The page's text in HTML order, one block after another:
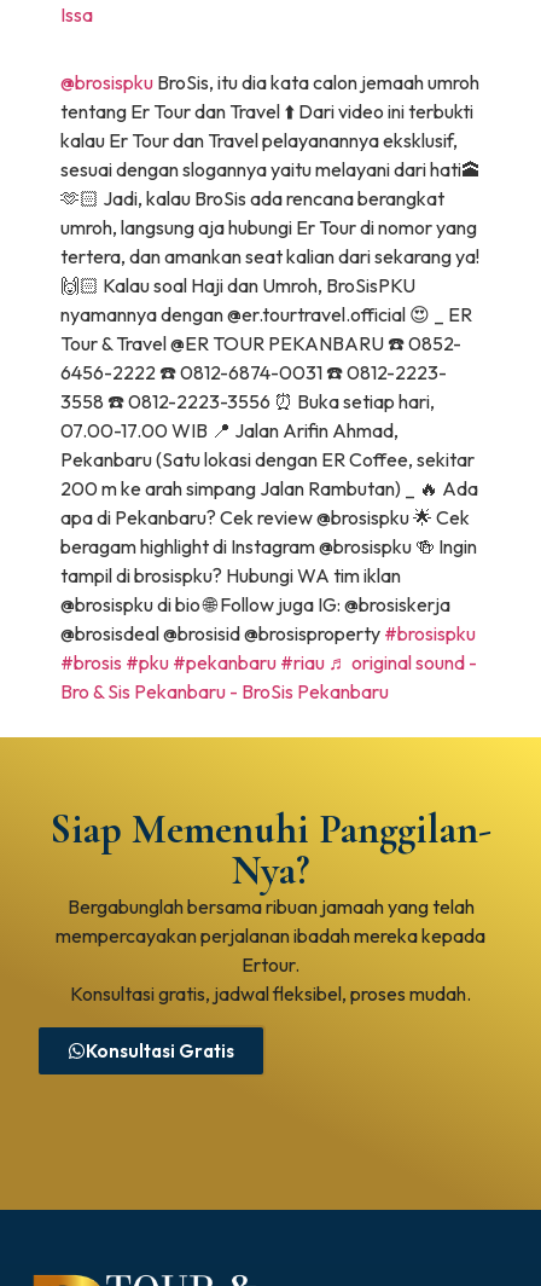
Issa
@brosispku BroSis, itu dia kata calon jemaah umroh
tentang Er Tour dan Travel ⬆️ Dari video ini terbukti
kalau Er Tour dan Travel pelayanannya eksklusif,
sesuai dengan slogannya yaitu melayani dari hati🕋
🫶🏻 Jadi, kalau BroSis ada rencana berangkat
umroh, langsung aja hubungi Er Tour di nomor yang
tertera, dan amankan seat kalian dari sekarang ya!
🙌🏻 Kalau soal Haji dan Umroh, BroSisPKU
nyamannya dengan @er.tourtravel.official 😍 _ ER
Tour & Travel @ER TOUR PEKANBARU ☎️ 0852-
6456-2222 ☎️ 0812-6874-0031 ☎️ 0812-2223-
3558 ☎️ 0812-2223-3556 ⏰ Buka setiap hari,
07.00-17.00 WIB 📍 Jalan Arifin Ahmad,
Pekanbaru (Satu lokasi dengan ER Coffee, sekitar
200 m ke arah simpang Jalan Rambutan) _ 🔥 Ada
apa di Pekanbaru? Cek review @brosispku 🌟 Cek
beragam highlight di Instagram @brosispku 🍻 Ingin
tampil di brosispku? Hubungi WA tim iklan
@brosispku di bio 🌐 Follow juga IG: @brosiskerja
@brosisdeal @brosisid @brosisproperty #brosispku
#brosis #pku #pekanbaru #riau ♬ original sound -
Bro & Sis Pekanbaru - BroSis Pekanbaru
Siap Memenuhi Panggilan-
Nya?
Bergabunglah bersama ribuan jamaah yang telah
mempercayakan perjalanan ibadah mereka kepada
Ertour.
Konsultasi gratis, jadwal fleksibel, proses mudah.
Konsultasi Gratis